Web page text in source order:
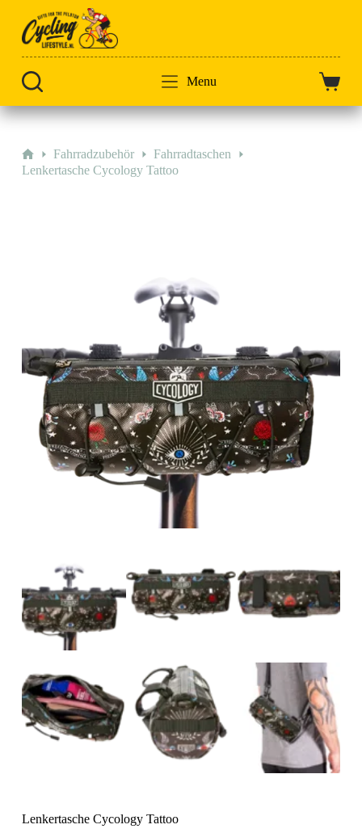
Inhalt
springen
Menu
StartFahrradzubehör
Fahrradtaschen
Lenkertasche Cycology Tattoo
Lenkertasche Cycology Tattoo